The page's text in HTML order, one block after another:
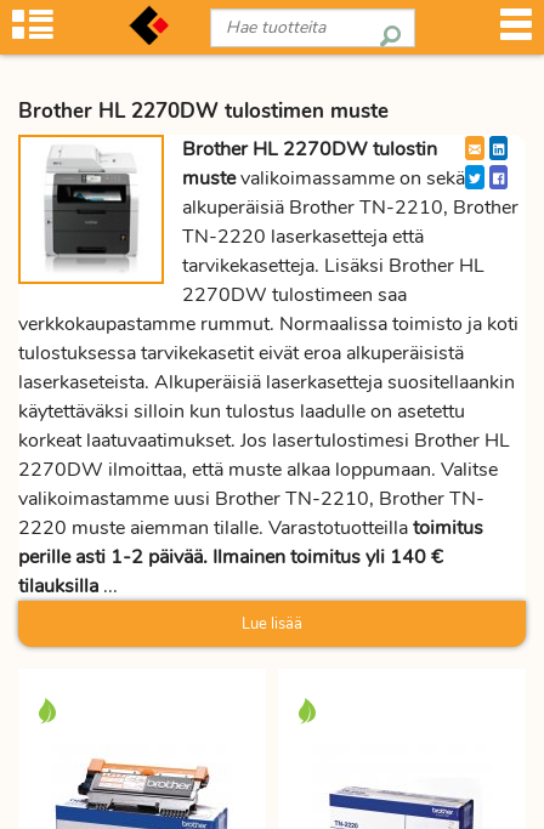
Brother HL 2270DW tulostimen muste
Brother HL 2270DW tulostin
mustevalikoimassamme on sekä
alkuperäisiä Brother TN-2210, Brother
TN-2220 laserkasetteja että
tarvikekasetteja. Lisäksi Brother HL
2270DW tulostimeen saa
verkkokaupastamme rummut. Normaalissa toimisto ja koti
tulostuksessa tarvikekasetit eivät eroa alkuperäisistä
laserkaseteista. Alkuperäisiä laserkasetteja suositellaankin
käytettäväksi silloin kun tulostus laadulle on asetettu
korkeat laatuvaatimukset. Jos lasertulostimesi Brother HL
2270DW ilmoittaa, että muste alkaa loppumaan. Valitse
valikoimastamme uusi Brother TN-2210, Brother TN-
2220 muste aiemman tilalle. Varastotuotteillatoimitus
perille asti 1-2 päivää. Ilmainen toimitus yli 140 €
tilauksilla ...
Lue lisää